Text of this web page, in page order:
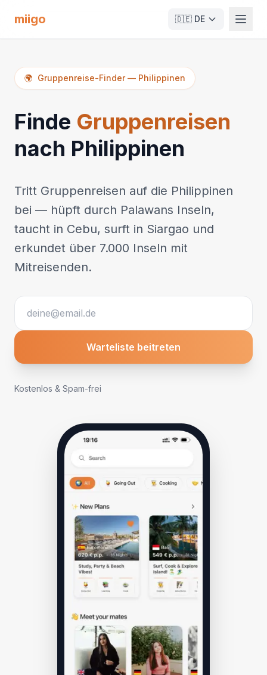
miigo 🇩🇪 DE
🌍 Gruppenreise-Finder— Philippinen
Finde Gruppenreisen
nach Philippinen
Tritt Gruppenreisen auf die Philippinen
bei — hüpft durch Palawans Inseln,
taucht in Cebu, surft in Siargao und
erkundet über 7.000 Inseln mit
Mitreisenden.
Warteliste beitreten
Kostenlos & Spam-frei